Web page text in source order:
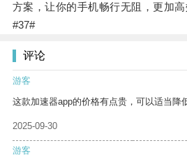
方案，让你的手机畅行无阻，更加高
#37#
评论
游客
这款加速器app的价格有点贵，可以适当降
2025-09-30
游客